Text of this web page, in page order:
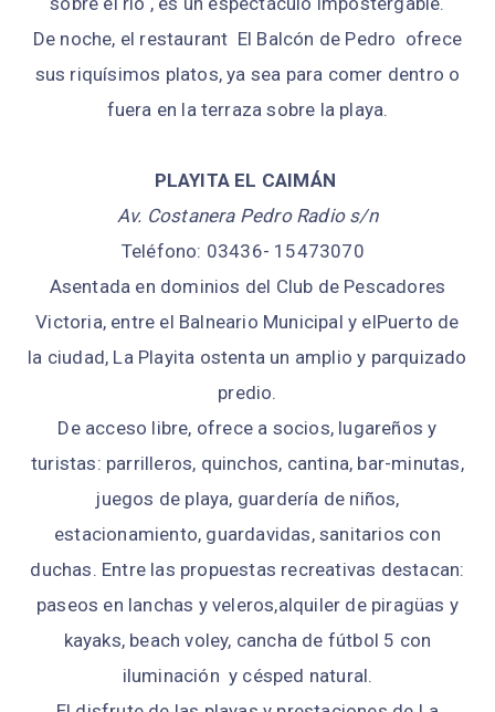
De noche, el restaurant El Balcón de Pedro ofrece
sus riquísimos platos, ya sea para comer dentro o
fuera en la terraza sobre la playa.
PLAYITA EL CAIMÁN
Av. Costanera Pedro Radio s/n
Teléfono: 03436- 15473070
Asentada en dominios del Club de Pescadores
Victoria, entre el Balneario Municipal y elPuerto de
la ciudad, La Playita ostenta un amplio y parquizado
predio.
De acceso libre, ofrece a socios, lugareños y
turistas: parrilleros, quinchos, cantina, bar-minutas,
juegos de playa, guardería de niños,
estacionamiento, guardavidas, sanitarios con
duchas. Entre las propuestas recreativas destacan:
paseos en lanchas y veleros,alquiler de piragüas y
kayaks, beach voley, cancha de fútbol 5 con
iluminación y césped natural.